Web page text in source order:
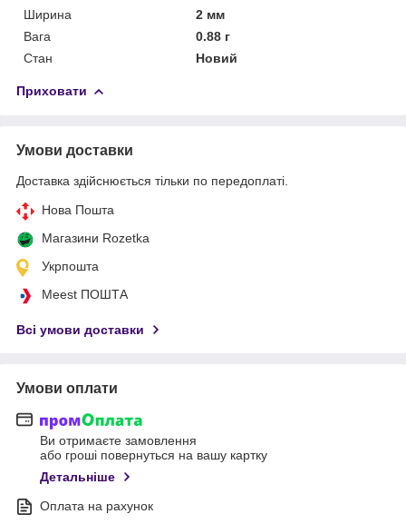
Ширина
2 мм
Вага
0.88 г
Стан
Новий
Приховати
Умови доставки
Доставка здійснюється тільки по передоплаті.
Нова Пошта
Магазини Rozetka
Укрпошта
Meest ПОШТА
Всі умови доставки
Умови оплати
Ви отримаєте замовлення
або гроші повернуться на вашу картку
Детальніше
Оплата на рахунок